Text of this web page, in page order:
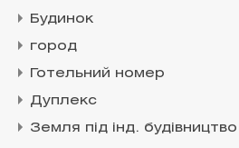
Будинок
город
Готельний номер
Дуплекс
Земля під інд. будівництво